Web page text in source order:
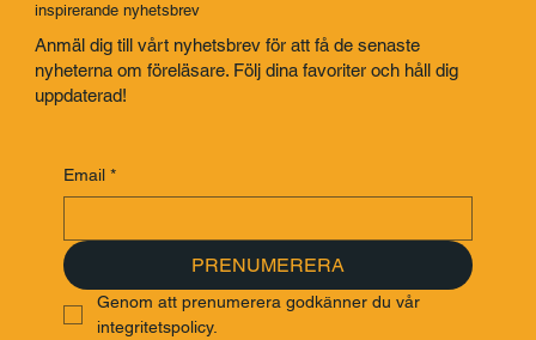
Få exklusiva uppdateringar, prenumerera på Sveriges mest
inspirerande nyhetsbrev
Anmäl dig till vårt nyhetsbrev för att få de senaste
PRENUMERERA